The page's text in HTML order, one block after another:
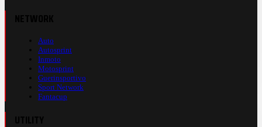
Auto
Autosprint
Inmoto
Motosprint
Guerinsportivo
Sport Network
Fantacup